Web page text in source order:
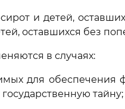
и детей,
оставшихся без
в случаях:
для обеспечения
тайну;